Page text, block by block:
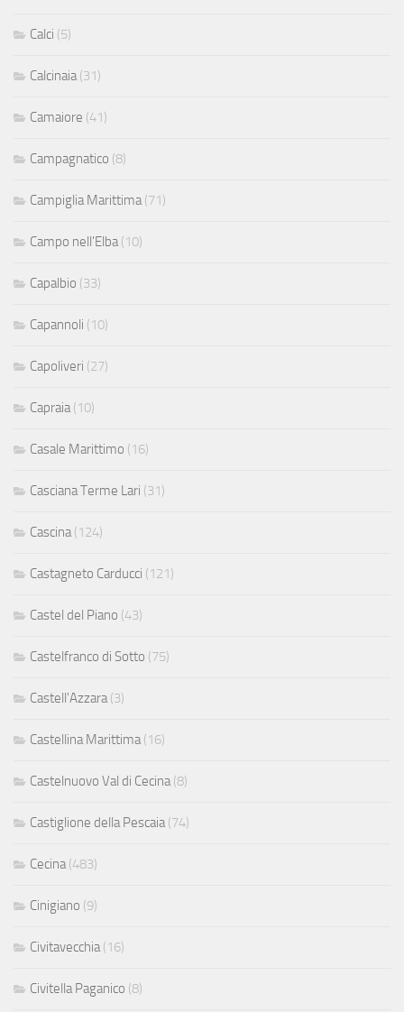
Calci (5)
Calcinaia (31)
Camaiore (41)
Campagnatico (8)
Campiglia Marittima (71)
Campo nell'Elba (10)
Capalbio (33)
Capannoli (10)
Capoliveri (27)
Capraia (10)
Casale Marittimo (16)
Casciana Terme Lari (31)
Cascina (124)
Castagneto Carducci (121)
Castel del Piano (43)
Castelfranco di Sotto (75)
Castell'Azzara (3)
Castellina Marittima (16)
Castelnuovo Val di Cecina (8)
Castiglione della Pescaia (74)
Cecina (483)
Cinigiano (9)
Civitavecchia (16)
Civitella Paganico (8)